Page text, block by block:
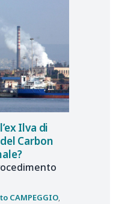
Ilva di
Carbon
CAMPEGGIO